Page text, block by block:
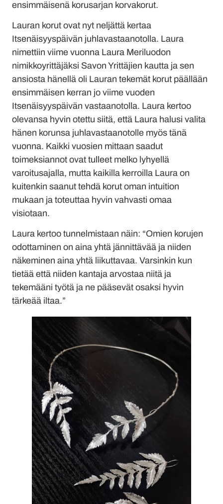
ensimmäisenä korusarjan korvakorut.
Lauran korut ovat nyt neljättä kertaa
Itsenäisyyspäivän juhlavastaanotolla. Laura
nimettiin viime vuonna Laura Meriluodon
nimikkoyrittäjäksi Savon Yrittäjien kautta ja sen
ansiosta hänellä oli Lauran tekemät korut päällään
ensimmäisen kerran jo viime vuoden
Itsenäisyyspäivän vastaanotolla. Laura kertoo
olevansa hyvin otettu siitä, että Laura halusi valita
hänen korunsa juhlavastaanotolle myös tänä
vuonna. Kaikki vuosien mittaan saadut
toimeksiannot ovat tulleet melko lyhyellä
varoitusajalla, mutta kaikilla kerroilla Laura on
kuitenkin saanut tehdä korut oman intuition
mukaan ja toteuttaa hyvin vahvasti omaa
visiotaan.
Laura kertoo tunnelmistaan näin: “Omien korujen
odottaminen on aina yhtä jännittävää ja niiden
näkeminen aina yhtä liikuttavaa. Varsinkin kun
tietää että niiden kantaja arvostaa niitä ja
tekemääni työtä ja ne pääsevät osaksi hyvin
tärkeää iltaa.”